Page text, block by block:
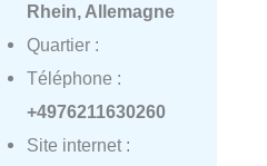
Rhein, Allemagne
Quartier :
Téléphone :
+4976211630260
Site internet :